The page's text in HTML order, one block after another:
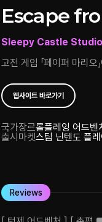
Escape
Sleepy Castle Studio
고전 게임 「페이퍼 마리
웹사이트 바로가기
국가장르롤플레잉 어드벤
출시마켓스팀 닌텐도 플
Reviews